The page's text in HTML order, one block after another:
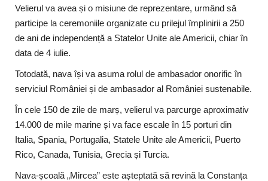
Velierul va avea și o misiune de reprezentare, urmând să
participe la ceremoniile organizate cu prilejul împlinirii a 250
de ani de independență a Statelor Unite ale Americii, chiar în
data de 4 iulie.
Totodată, nava își va asuma rolul de ambasador onorific în
serviciul României și de ambasador al României sustenabile.
În cele 150 de zile de marș, velierul va parcurge aproximativ
14.000 de mile marine și va face escale în 15 porturi din
Italia, Spania, Portugalia, Statele Unite ale Americii, Puerto
Rico, Canada, Tunisia, Grecia și Turcia.
Nava-școală „Mircea” este așteptată să revină la Constanța